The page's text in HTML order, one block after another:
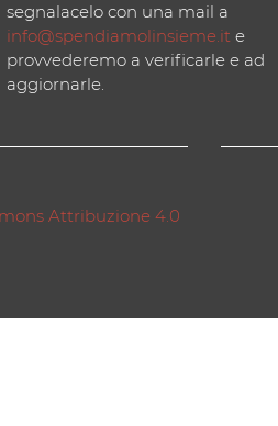
segnalacelo con una mail a
info@spendiamolinsieme.ite
provvederemo a verificarle e ad
aggiornarle.
Attribuzione 4.0